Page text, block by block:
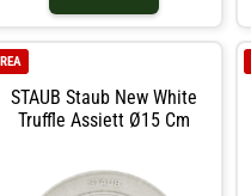
kan variera något i utseendet.-
Finns i flera färger.- Gjord av
mer Tallrikar hos Royal Design.
STAUB Staub New White
Truffle Assiett Ø15 Cm
REA